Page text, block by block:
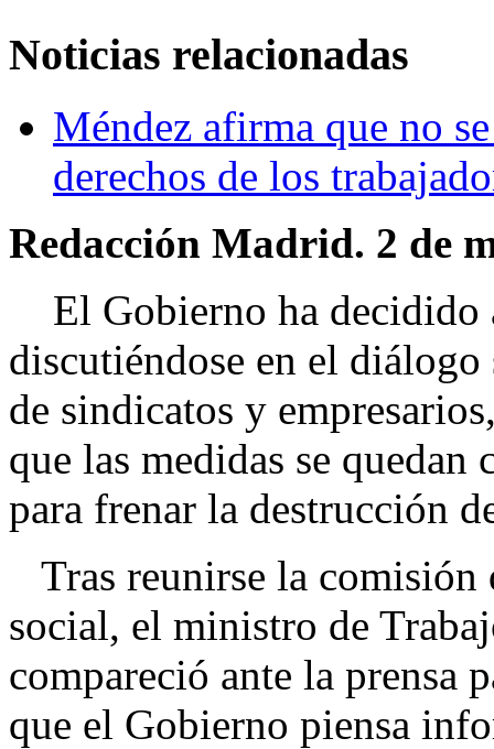
Noticias relacionadas
Méndez afirma que no
derechos de los
Redacción Madrid. 2 de
El Gobierno ha decidido
discutiéndose en el
de sindicatos y
que las medidas se
para frenar la destrucción
Tras reunirse la
social, el ministro de
compareció ante la prensa
que el Gobierno piensa